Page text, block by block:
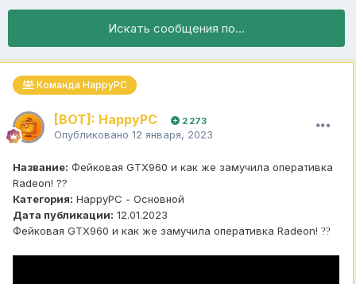
Искать сообщения по...
Команда HappyPC
[BOT]: HappyPC 2 273
Опубликовано 12 января, 2023
Название: Фейковая GTX960 и как же замучила оперативка
Radeon! ??
Категория: HappyPC - Основной
Дата публикации: 12.01.2023
Фейковая GTX960 и как же замучила оперативка Radeon! ??